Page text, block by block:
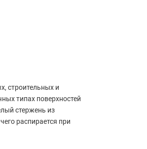
строительных и
типах поверхностей
стержень из
распирается при